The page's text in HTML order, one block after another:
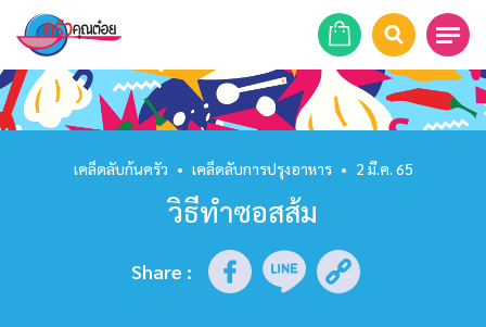
หน้าแรก
สูตรอาหาร
รายการย้อนหลัง
เคล็ดลับก้นครัว • เคล็ดลับการปรุงอาหาร • 2 มี.ค. 65
วิธีทำซอสส้ม
Share :